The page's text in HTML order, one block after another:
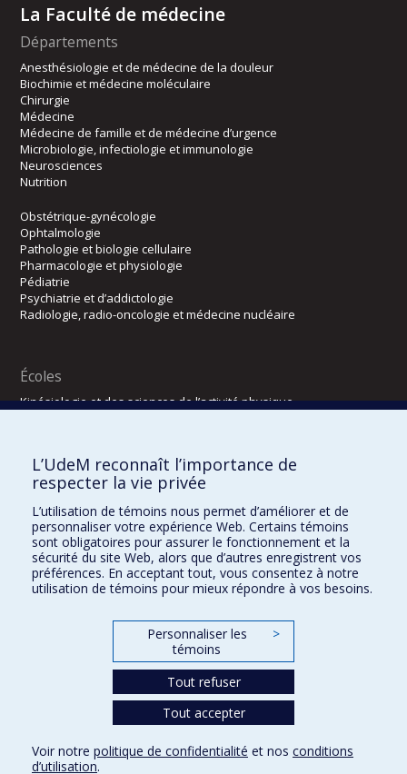
La Faculté de médecine
Départements
Anesthésiologie et de médecine de la douleur
Biochimie et médecine moléculaire
Chirurgie
Médecine
Médecine de famille et de médecine d’urgence
Microbiologie, infectiologie et immunologie
Neurosciences
Nutrition
Obstétrique-gynécologie
Ophtalmologie
Pathologie et biologie cellulaire
Pharmacologie et physiologie
Pédiatrie
Psychiatrie et d’addictologie
Radiologie, radio-oncologie et médecine nucléaire
Écoles
Kinésiologie et des sciences de l’activité physique
Directions
DPC
CPASS
Éthique clinique
Conditions d’utilisation 2025-2026
Khun Visith Keu
Dr Mathieu Dehaes
Projets d’étudiants – été 2026
29e concours du programme de support professoral (PSP)
CONCOURS 2026-2027 – BOURSES DE FORMATION COMPLÉMENTAIRE
L’UdeM reconnaît l’importance de
respecter la vie privée
L’utilisation de témoins nous permet d’améliorer et de
personnaliser votre expérience Web. Certains témoins
sont obligatoires pour assurer le fonctionnement et la
sécurité du site Web, alors que d’autres enregistrent vos
préférences. En acceptant tout, vous consentez à notre
utilisation de témoins pour mieux répondre à vos besoins.
Personnaliser les
témoins
>
Tout refuser
Tout accepter
Voir notre politique de confidentialité et nos conditions
d’utilisation.